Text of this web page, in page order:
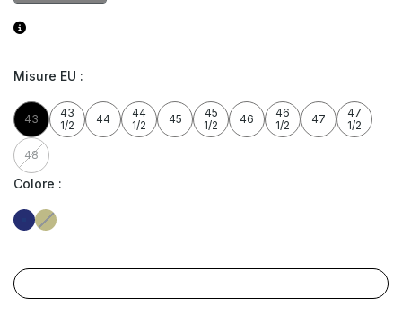
Misure EU :
43
43
1/2
44
44
1/2
45
45
1/2
46
46
1/2
47
47
1/2
48
Colore :